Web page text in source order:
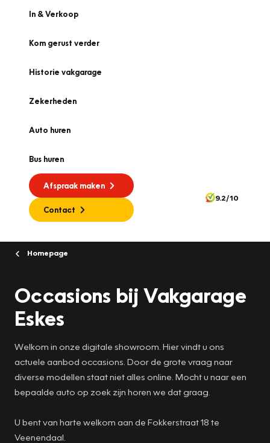
In & Verkoop
Kom gerust verder
Historie vakgarage
Zekerheden
Auto huren
Bus huren
Afspraak maken
Contact
9.2/10
Homepage
Occasions bij Vakgarage
Eskes
Welkom in onze digitale showroom. Hier vindt u ons
actuele aanbod occasions. Door de grote vraag naar
diverse modellen staat niet alles online. Mocht u naar een
bepaalde auto op zoek zijn horen we dat graag.
U bent van harte welkom aan de Fokkerstraat 18 te
Veenendaal.